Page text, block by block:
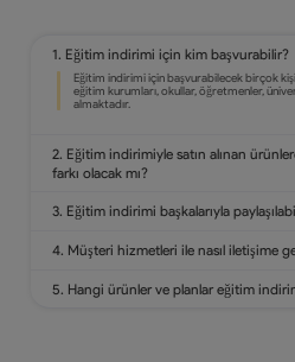
1. Eğitim indirimi için kim başvurabilir?
2. Eğitim indirimiyle satın alınan
farkı olacak mı?
3. Eğitim indirimi başkalarıyla
4. Müşteri hizmetleri ile nasıl iletişime
5. Hangi ürünler ve planlar eğitim